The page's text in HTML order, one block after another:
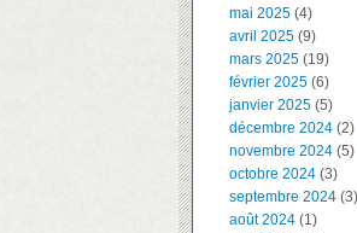
mai 2025 (4)
avril 2025 (9)
mars 2025 (19)
février 2025 (6)
janvier 2025 (5)
décembre 2024 (2)
novembre 2024 (5)
octobre 2024 (3)
septembre 2024 (3)
août 2024 (1)